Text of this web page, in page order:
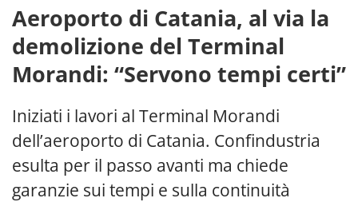
Aeroporto di Catania, al via la
demolizione del Terminal
Morandi: “Servono tempi certi”
Iniziati i lavori al Terminal Morandi
dell’aeroporto di Catania. Confindustria
esulta per il passo avanti ma chiede
garanzie sui tempi e sulla continuità